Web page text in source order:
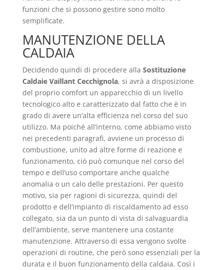
funzioni che si possono gestire sono molto
semplificate.
MANUTENZIONE DELLA
CALDAIA
Decidendo quindi di procedere alla Sostituzione
Caldaie Vaillant Cecchignola, si avrà a disposizione
del proprio comfort un apparecchio di un livello
tecnologico alto e caratterizzato dal fatto che è in
grado di avere un’alta efficienza nel corso del suo
utilizzo. Ma poiché all’interno, come abbiamo visto
nei precedenti paragrafi, avviene un processo di
combustione, unito ad altre forme di reazione e
funzionamento, ciò può comunque nel corso del
tempo e dell’uso comportare anche qualche
anomalia o un calo delle prestazioni. Per questo
motivo, sia per ragioni di sicurezza, quindi del
prodotto e dell’impianto di riscaldamento ad esso
collegato, sia da un punto di vista di salvaguardia
dell’ambiente, serve mantenere una costante
manutenzione. Attraverso di essa vengono svolte
operazioni di routine, che però sono essenziali per la
durata e il buon funzionamento della caldaia. Così i